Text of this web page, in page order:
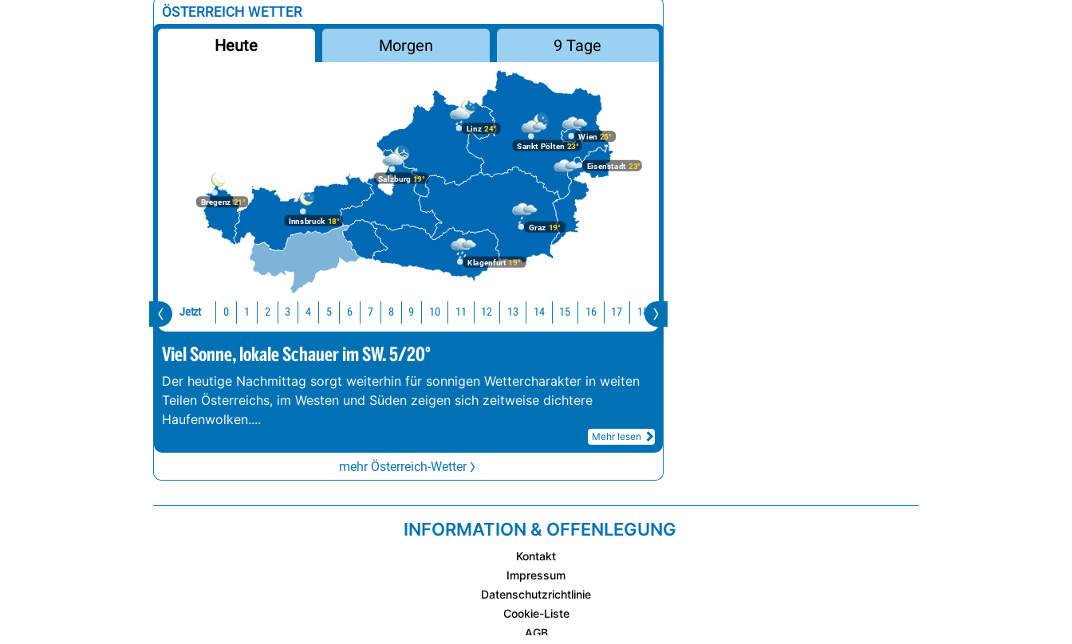
ÖSTERREICH WETTER
Heute Morgen 9 Tage
Bregenz21°
Graz 19°
Innsbruck18°
Klagenfurt19°
Linz 24°
Salzburg19°
Wien 25°
Eisenstadt 23°
Sankt Pölten 23°
Jetzt 0 1 2 3 4 5 6 7 8 9 10 11 12 13 14 15 16 17 18
Viel Sonne, lokale Schauer im SW. 5/20°
Der heutige Nachmittag sorgt weiterhin für sonnigen Wettercharakter in weiten
Teilen Österreichs, im Westen und Süden zeigen sich zeitweise dichtere
Haufenwolken....
Mehr lesen
mehr Österreich-Wetter
INFORMATION & OFFENLEGUNG
Kontakt
Impressum
Datenschutzrichtlinie
Cookie-Liste
AGB